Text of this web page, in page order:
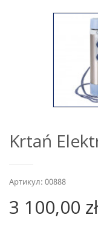
Krtań
Артикул: 00888
3 100,00 zł